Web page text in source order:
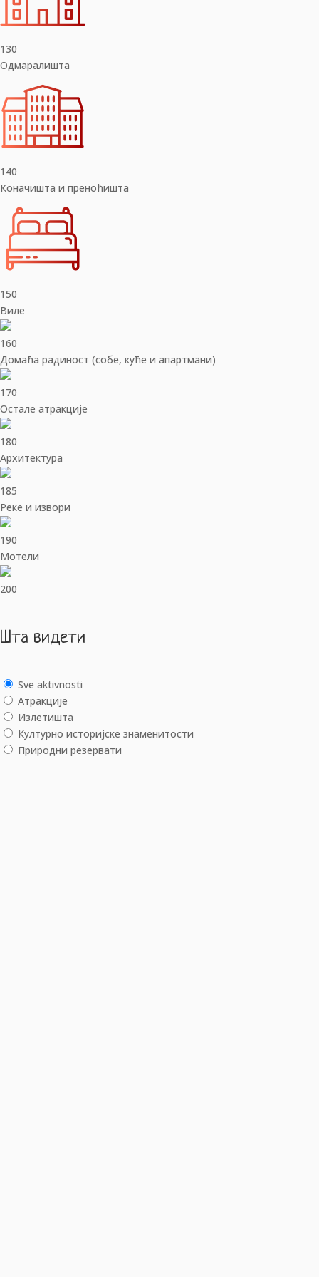
130
Одмаралишта
140
Коначишта и преноћишта
150
Виле
160
Домаћа радиност (собе, куће и апартмани)
170
Остале атракције
180
Архитектура
185
Реке и извори
190
Мотели
200
Шта видети
Sve aktivnosti
Aтракције
Излетишта
Културно историјске знаменитости
Природни резервати